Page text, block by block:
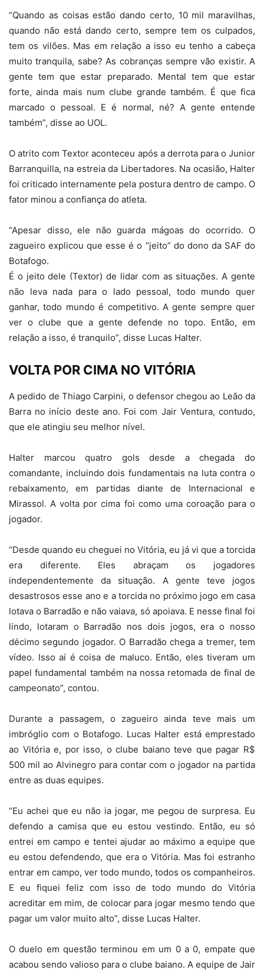
“Quando as coisas estão dando certo, 10 mil maravilhas,
quando não está dando certo, sempre tem os culpados,
tem os vilões. Mas em relação a isso eu tenho a cabeça
muito tranquila, sabe? As cobranças sempre vão existir. A
gente tem que estar preparado. Mental tem que estar
forte, ainda mais num clube grande também. É que fica
marcado o pessoal. E é normal, né? A gente entende
também”, disse ao UOL.
O atrito com Textor aconteceu após a derrota para o Junior
Barranquilla, na estreia da Libertadores. Na ocasião, Halter
foi criticado internamente pela postura dentro de campo. O
fator minou a confiança do atleta.
“Apesar disso, ele não guarda mágoas do ocorrido. O
zagueiro explicou que esse é o “jeito” do dono da SAF do
Botafogo.
É o jeito dele (Textor) de lidar com as situações. A gente
não leva nada para o lado pessoal, todo mundo quer
ganhar, todo mundo é competitivo. A gente sempre quer
ver o clube que a gente defende no topo. Então, em
relação a isso, é tranquilo”, disse Lucas Halter.
VOLTA POR CIMA NO VITÓRIA
A pedido de Thiago Carpini, o defensor chegou ao Leão da
Barra no início deste ano. Foi com Jair Ventura, contudo,
que ele atingiu seu melhor nível.
Halter marcou quatro gols desde a chegada do
comandante, incluindo dois fundamentais na luta contra o
rebaixamento, em partidas diante de Internacional e
Mirassol. A volta por cima foi como uma coroação para o
jogador.
“Desde quando eu cheguei no Vitória, eu já vi que a torcida
era diferente. Eles abraçam os jogadores
independentemente da situação. A gente teve jogos
desastrosos esse ano e a torcida no próximo jogo em casa
lotava o Barradão e não vaiava, só apoiava. E nesse final foi
lindo, lotaram o Barradão nos dois jogos, era o nosso
décimo segundo jogador. O Barradão chega a tremer, tem
vídeo. Isso aí é coisa de maluco. Então, eles tiveram um
papel fundamental também na nossa retomada de final de
campeonato”, contou.
Durante a passagem, o zagueiro ainda teve mais um
imbróglio com o Botafogo. Lucas Halter está emprestado
ao Vitória e, por isso, o clube baiano teve que pagar R$
500 mil ao Alvinegro para contar com o jogador na partida
entre as duas equipes.
“Eu achei que eu não ia jogar, me pegou de surpresa. Eu
defendo a camisa que eu estou vestindo. Então, eu só
entrei em campo e tentei ajudar ao máximo a equipe que
eu estou defendendo, que era o Vitória. Mas foi estranho
entrar em campo, ver todo mundo, todos os companheiros.
E eu fiquei feliz com isso de todo mundo do Vitória
acreditar em mim, de colocar para jogar mesmo tendo que
pagar um valor muito alto”, disse Lucas Halter.
O duelo em questão terminou em um 0 a 0, empate que
acabou sendo valioso para o clube baiano. A equipe de Jair